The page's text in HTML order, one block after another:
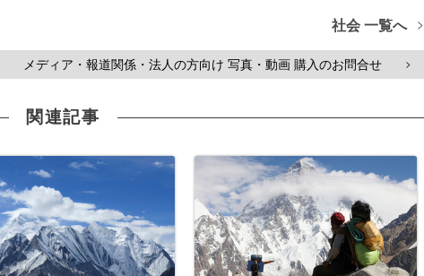
社会 一覧へ >
メディア・報道関係・法人の方向け 写真・動画 購入のお問合せ >
関連記事